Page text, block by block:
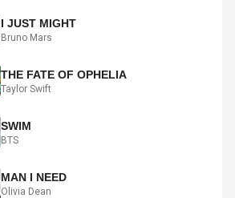
I JUST MIGHT
Bruno Mars
THE FATE OF OPHELIA
Taylor Swift
SWIM
BTS
MAN I NEED
Olivia Dean